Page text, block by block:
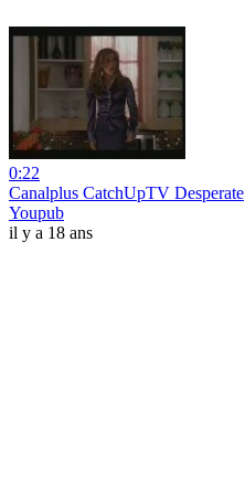
0:22
Canalplus CatchUpTV Desperate
Youpub
il y a 18 ans